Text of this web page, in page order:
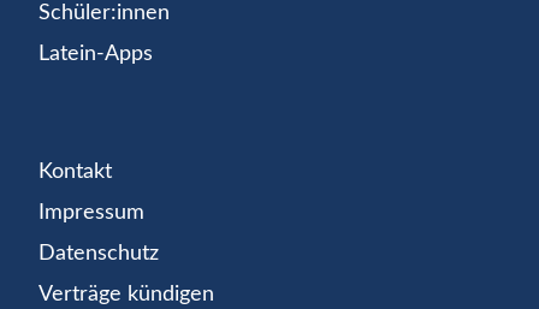
Schüler:innen
Latein-Apps
Kontakt
Impressum
Datenschutz
Verträge kündigen